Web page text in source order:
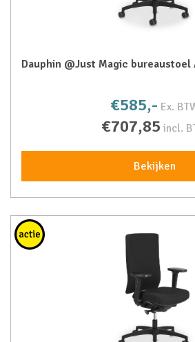
Dauphin @Just Magic bureaustoel
€585,- Ex.
€707,85 incl.
Bekijken